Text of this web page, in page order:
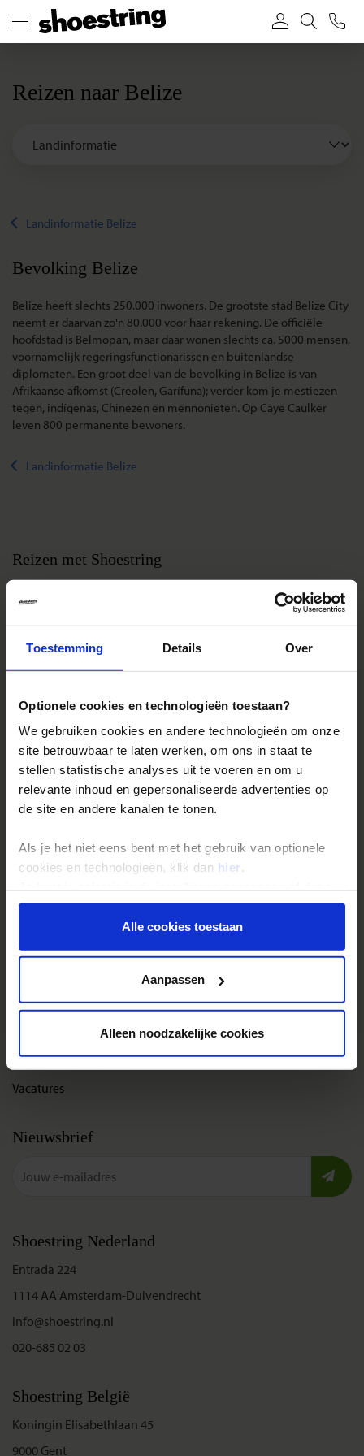
Toestemming Details Over
Optionele cookies en technologieën toestaan?
We gebruiken cookies en andere technologieën om onze
site betrouwbaar te laten werken, om ons in staat te
stellen statistische analyses uit te voeren en om u
relevante inhoud en gepersonaliseerde advertenties op
de site en andere kanalen te tonen.
Als je het niet eens bent met het gebruik van optionele
cookies en technologieën, klik dan hier .
onder aan de pagina op elk gewenst moment voor de
toekomst wijzigen.Alle cookies toestaan
Aanpassen
Alleen noodzakelijke cookies
Reizen naar Belize
Landinformatie Belize
Bevolking Belize
Belize heeft slechts 250.000 inwoners. De grootste stad Belize City
neemt er daarvan zo'n 80.000 voor haar rekening. De officiële
hoofdstad is Belmopan, maar daar wonen slechts ca. 5000 mensen,
voornamelijk regeringsfunctionarissen en buitenlandse
diplomaten. Een groot deel van de bevolking in Belize is van
Afrikaanse afkomst (Creolen, Garífuna); verder kom je mestiezen
tegen, indígenas, Chinezen en mennonieten. Op Caye Caulker
leven 800 permanente bewoners.
Landinformatie Belize
Reizen met Shoestring
Inloggen op mijn.Shoestring
Reisthema's
Groepsreizen
Festivalreizen
Gegarandeerde reizen
Nieuwe reizen
Over Shoestring
Bel, mail of chat met ons
Privacybeleid
Cookies instellingen
Disclaimer & copyright
Vacatures
Nieuwsbrief
Shoestring Nederland
Entrada 224
1114 AA Amsterdam-Duivendrecht
info@shoestring.nl
020-685 02 03
Shoestring België
Koningin Elisabethlaan 45
9000 Gent